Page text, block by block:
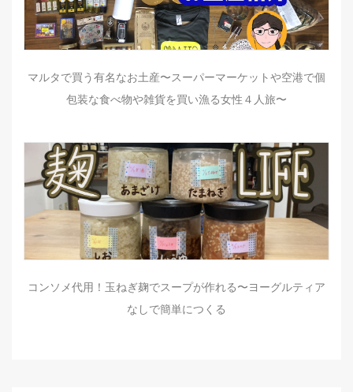
マルタで買う有名なお土産〜スーパーマーケットや空港で個
包装な食べ物や雑貨を買い漁る女性４人旅〜
コンソメ代用！玉ねぎ麹でスープが作れる〜ヨーグルティア
なしで簡単につくる